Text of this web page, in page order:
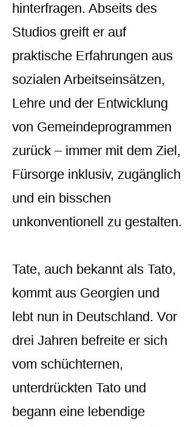
hinterfragen. Abseits des
Studios greift er auf
praktische Erfahrungen aus
sozialen Arbeitseinsätzen,
Lehre und der Entwicklung
von Gemeindeprogrammen
zurück – immer mit dem Ziel,
Fürsorge inklusiv, zugänglich
und ein bisschen
unkonventionell zu gestalten.
Tate, auch bekannt als Tato,
kommt aus Georgien und
lebt nun in Deutschland. Vor
drei Jahren befreite er sich
vom schüchternen,
unterdrückten Tato und
begann eine lebendige